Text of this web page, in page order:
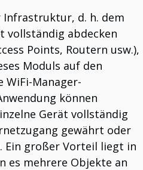
Klick.
Lösungen.
den KI-Lösungen von T3Soft.
Netzwerk.
Infrastruktur, d. h. dem
vollständig abdecken
Points, Routern usw.),
Moduls auf den
WiFi-Manager-
können
Gerät vollständig
gewährt oder
Ein großer Vorteil liegt in
es mehrere Objekte an